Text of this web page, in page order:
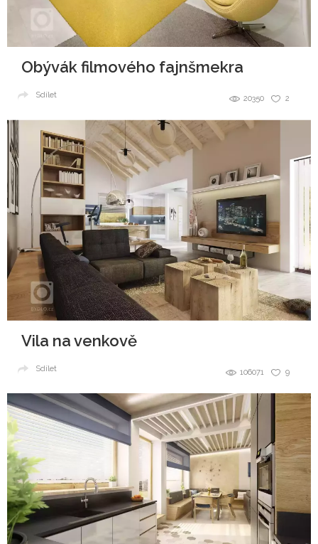
Obývák filmového fajnšmekra
2
20350
Sdílet
Vila na venkově
9
106071
Sdílet